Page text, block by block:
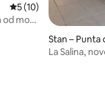
Prosječna ocjena: 5/5,
5 (10)
od mora
Stan – Punta
La Salina,